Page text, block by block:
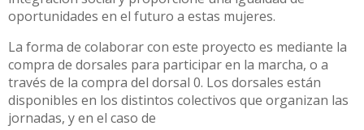
oportunidades en el futuro a estas mujeres.
La forma de colaborar con este proyecto es mediante la
compra de dorsales para participar en la marcha, o a
través de la compra del dorsal 0. Los dorsales están
disponibles en los distintos colectivos que organizan las
jornadas, y en el caso de